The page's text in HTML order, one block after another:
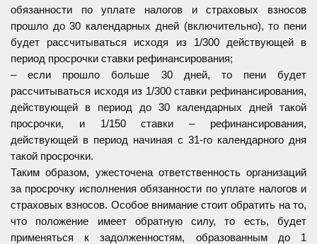
обязанности по уплате налогов и страховых взносов
прошло до 30 календарных дней (включительно), то пени
будет рассчитываться исходя из 1/300 действующей в
период просрочки ставки рефинансирования;
– если прошло больше 30 дней, то пени будет
рассчитываться исходя из 1/300 ставки рефинансирования,
действующей в период до 30 календарных дней такой
просрочки, и 1/150 ставки – рефинансирования,
действующей в период начиная с 31-го календарного дня
такой просрочки.
Таким образом, ужесточена ответственность организаций
за просрочку исполнения обязанности по уплате налогов и
страховых взносов. Особое внимание стоит обратить на то,
что положение имеет обратную силу, то есть, будет
применяться к задолженностям, образованным до 1